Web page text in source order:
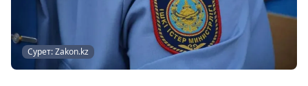
Сурет: Zakon.kz